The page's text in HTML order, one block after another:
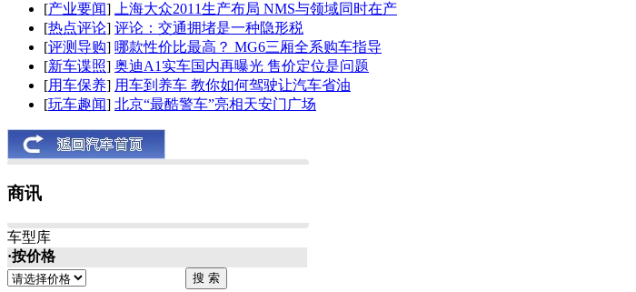
[产业要闻]
上海大众2011生产布局 NMS与领域同时在产
[热点评论] 评论：交通拥堵是一种隐形税
[评测导购] 哪款性价比最高？ MG6三厢全系购车指导
[新车谍照] 奥迪A1实车国内再曝光 售价定位是问题
[用车保养] 用车到养车 教你如何驾驶让汽车省油
[玩车趣闻] 北京“最酷警车”亮相天安门广场
商讯
车型库
·按价格